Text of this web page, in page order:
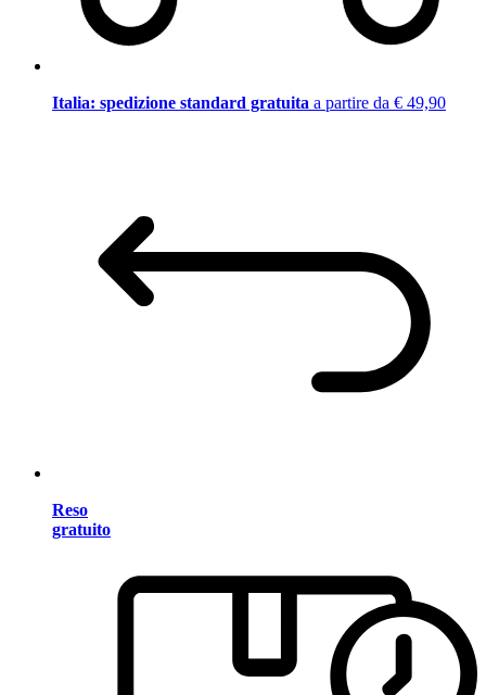
Italia: spedizione standard gratuita a partire da € 49,90
Reso
gratuito